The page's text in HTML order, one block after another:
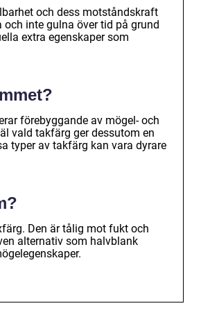
och dess motståndskraft
inte gulna över tid på grund
extra egenskaper som
förebyggande av mögel- och
vald takfärg ger dessutom en
typer av takfärg kan vara dyrare
Den är tålig mot fukt och
alternativ som halvblank